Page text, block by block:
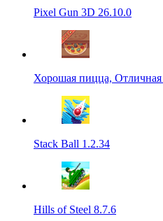
Pixel Gun 3D 26.10.0
Хорошая пицца,
Stack Ball 1.2.34
Hills of Steel 8.7.6